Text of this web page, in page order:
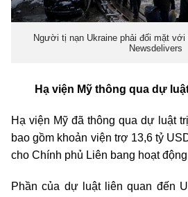
Người tị nạn Ukraine phải đối mặt
Newsdelivers
Hạ viện Mỹ thông qua dự
Hạ viện Mỹ đã thông qua dự luật
bao gồm khoản viện trợ 13,6 tỷ
cho Chính phủ Liên bang hoạt
Phần của dự luật liên quan đến